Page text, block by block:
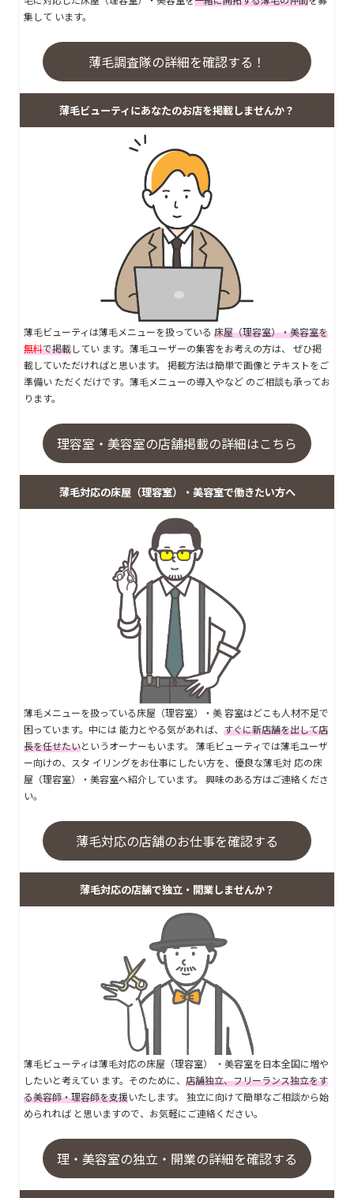
集して います。
薄毛調査隊の詳細を確認する！
薄毛ビューティにあなたのお店を掲載しませんか？
薄毛ビューティは薄毛メニューを扱っている 床屋（理容室）・美容室を
無料で掲載してい ます。薄毛ユーザーの集客をお考えの方は、 ぜひ掲
載していただければと思います。 掲載方法は簡単で画像とテキストをご
準備い ただくだけです。薄毛メニューの導入やなど のご相談も承ってお
ります。
理容室・美容室の店舗掲載の詳細はこちら
薄毛対応の床屋（理容室）・美容室で働きたい方へ
薄毛メニューを扱っている床屋（理容室）・美 容室はどこも人材不足で
困っています。中には 能力とやる気があれば、 すぐに新店舗を出して店
長を任せたいというオーナーもいます。 薄毛ビューティでは薄毛ユーザ
ー向けの、スタ イリングをお仕事にしたい方を、優良な薄毛対 応の床
屋（理容室）・美容室へ紹介しています。 興味のある方はご連絡くださ
い。
薄毛対応の店舗のお仕事を確認する
薄毛対応の店舗で独立・開業しませんか？
薄毛ビューティは薄毛対応の床屋（理容室） ・美容室を日本全国に増や
したいと考えてい ます。そのために、 店舗独立、フリーランス独立をす
る美容師・理容師を支援いたします。 独立に向けて簡単なご相談から始
められれば と思いますので、お気軽にご連絡ください。
理・美容室の独立・開業の詳細を確認する